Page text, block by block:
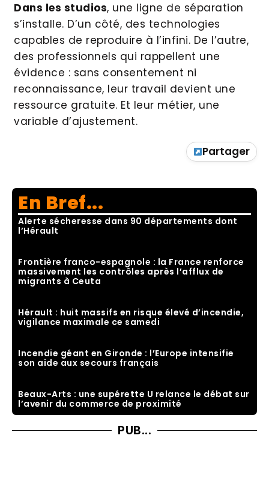
Dans les studios, une ligne de séparation
s’installe. D’un côté, des technologies
capables de reproduire à l’infini. De l’autre,
des professionnels qui rappellent une
évidence : sans consentement ni
reconnaissance, leur travail devient une
ressource gratuite. Et leur métier, une
variable d’ajustement.
Partager
En Bref...
Alerte sécheresse dans 90 départements dont
l’Hérault
Frontière franco-espagnole : la France renforce
massivement les contrôles après l’afflux de
migrants à Ceuta
Hérault : huit massifs en risque élevé d’incendie,
vigilance maximale ce samedi
Incendie géant en Gironde : l’Europe intensifie
son aide aux secours français
Beaux-Arts : une supérette U relance le débat sur
l’avenir du commerce de proximité
PUB...